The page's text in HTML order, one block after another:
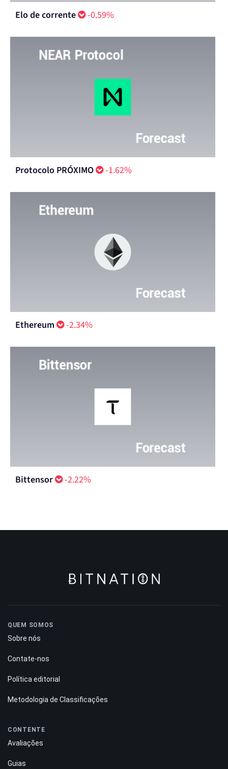
Elo de corrente -0.59%
Protocolo PRÓXIMO -1.62%
Ethereum -2.34%
Bittensor -2.22%
QUEM SOMOS
Sobre nós
Contate-nos
Política editorial
Metodologia de Classificações
CONTENTE
Avaliações
Guias